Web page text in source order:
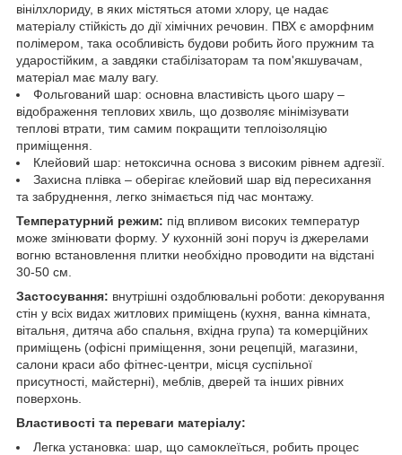
вінілхлориду, в яких містяться атоми хлору, це надає
матеріалу стійкість до дії хімічних речовин. ПВХ є аморфним
полімером, така особливість будови робить його пружним та
ударостійким, а завдяки стабілізаторам та пом'якшувачам,
матеріал має малу вагу.
Фольгований шар: основна властивість цього шару –
відображення теплових хвиль, що дозволяє мінімізувати
теплові втрати, тим самим покращити теплоізоляцію
приміщення.
Клейовий шар: нетоксична основа з високим рівнем адгезії.
Захисна плівка – оберігає клейовий шар від пересихання
та забруднення, легко знімається під час монтажу.
Температурний режим: під впливом високих температур
може змінювати форму. У кухонній зоні поруч із джерелами
вогню встановлення плитки необхідно проводити на відстані
30-50 см.
Застосування: внутрішні оздоблювальні роботи: декорування
стін у всіх видах житлових приміщень (кухня, ванна кімната,
вітальня, дитяча або спальня, вхідна група) та комерційних
приміщень (офісні приміщення, зони рецепцій, магазини,
салони краси або фітнес-центри, місця суспільної
присутності, майстерні), меблів, дверей та інших рівних
поверхонь.
Властивості та переваги матеріалу:
Легка установка: шар, що самоклеїться, робить процес